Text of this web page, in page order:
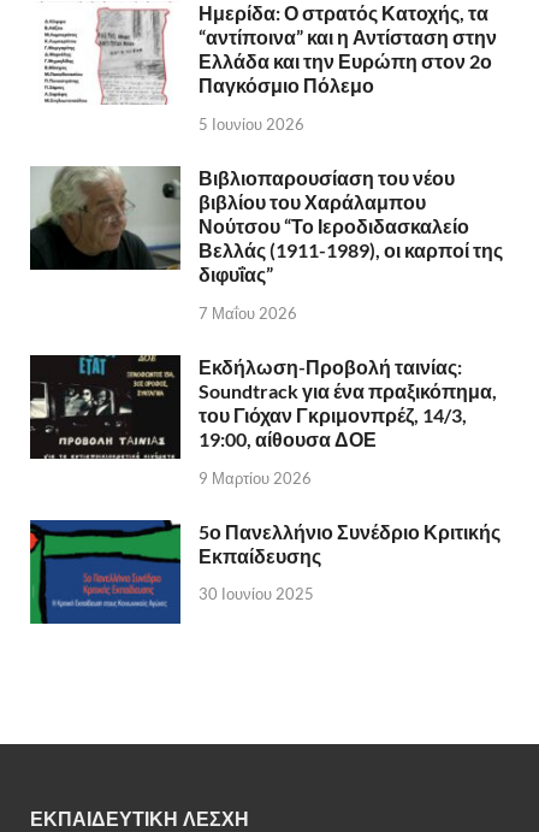
Ημερίδα: Ο στρατός Κατοχής, τα
“αντίποινα” και η Αντίσταση στην
Ελλάδα και την Ευρώπη στον 2ο
Παγκόσμιο Πόλεμο
5 Ιουνίου 2026
Βιβλιοπαρουσίαση του νέου
βιβλίου του Χαράλαμπου
Νούτσου “Το Ιεροδιδασκαλείο
Βελλάς (1911-1989), οι καρποί της
διφυΐας”
7 Μαΐου 2026
Εκδήλωση-Προβολή ταινίας:
Soundtrack για ένα πραξικόπημα,
του Γιόχαν Γκριμονπρέζ, 14/3,
19:00, αίθουσα ΔΟΕ
9 Μαρτίου 2026
5ο Πανελλήνιο Συνέδριο Κριτικής
Εκπαίδευσης
30 Ιουνίου 2025
ΕΚΠΑΙΔΕΥΤΙΚΗ ΛΕΣΧΗ